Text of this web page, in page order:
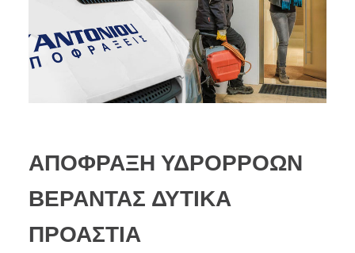
ΑΠΟΦΡΑΞΗ ΥΔΡΟΡΡΟΩΝ
ΒΕΡΑΝΤΑΣ ΔΥΤΙΚΑ
ΠΡΟΑΣΤΙΑ